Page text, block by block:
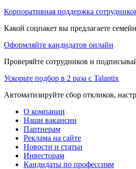
Корпоративная поддержка
Какой соцпакет вы предлагаете
Оформляйте кандидатов онлайн
Проверяйте сотрудников и
Ускорьте подбор в 2 раза с Talantix
Автоматизируйте сбор откликов,
О компании
Наши вакансии
Партнерам
Реклама на сайте
Новости и статьи
Инвесторам
Кандидаты по профессиям